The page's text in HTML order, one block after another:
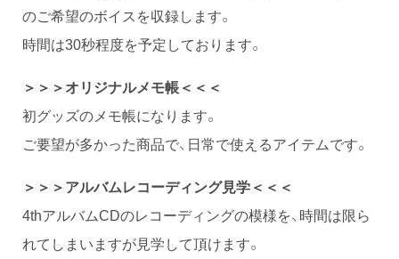
のご希望のボイスを収録します。
時間は30秒程度を予定しております。
＞＞＞オリジナルメモ帳＜＜＜
初グッズのメモ帳になります。
ご要望が多かった商品で、日常で使えるアイテムです。
＞＞＞アルバムレコーディング見学＜＜＜
4thアルバムCDのレコーディングの模様を、時間は限ら
れてしまいますが見学して頂けます。